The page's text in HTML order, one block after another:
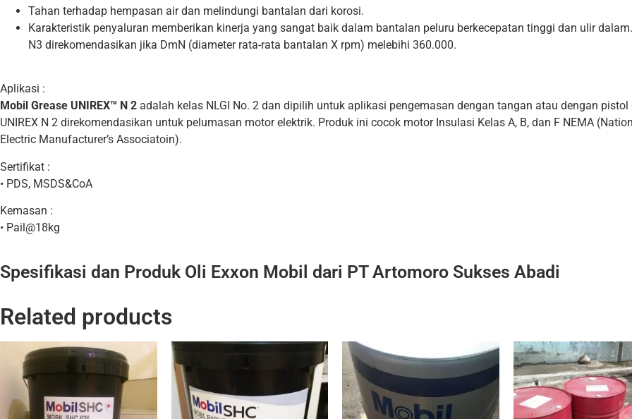
Tahan terhadap hempasan air dan melindungi bantalan dari korosi.
Karakteristik penyaluran memberikan kinerja yang sangat baik dalam bantalan peluru berkecepatan tinggi dan ulir
N3 direkomendasikan jika DmN (diameter rata-rata bantalan X rpm) melebihi 360.000.
Aplikasi :
Mobil Grease UNIREX™ N 2 adalah kelas NLGI No. 2 dan dipilih untuk aplikasi pengemasan dengan tangan atau dengan pistol
UNIREX N 2 direkomendasikan untuk pelumasan motor elektrik. Produk ini cocok motor Insulasi Kelas A, B, dan F NEMA
Electric Manufacturer’s Associatoin).
Sertifikat :
• PDS, MSDS&CoA
Kemasan :
• Pail@18kg
Spesifikasi dan Produk Oli Exxon Mobil dari PT Artomoro Sukses Abadi
Related products